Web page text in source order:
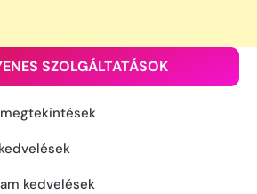
SZOLGÁLTATÁSOK
kedvelések